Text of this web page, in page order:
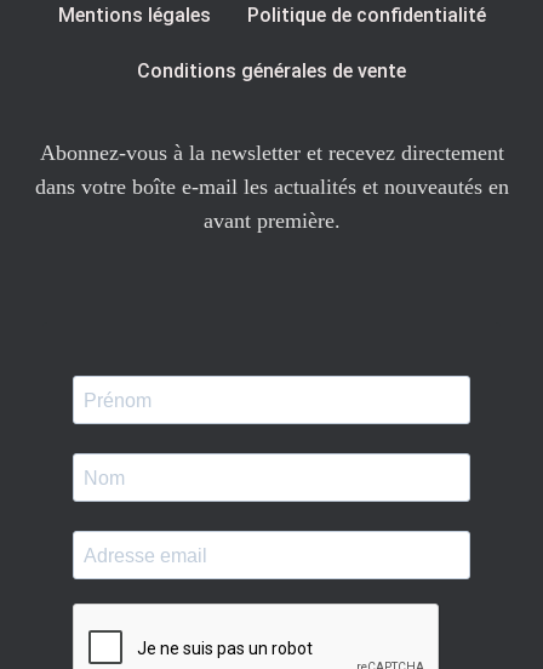
Mentions légales Politique de confidentialité
Conditions générales de vente
Abonnez-vous à la newsletter et recevez directement
dans votre boîte e-mail les actualités et nouveautés en
avant première.